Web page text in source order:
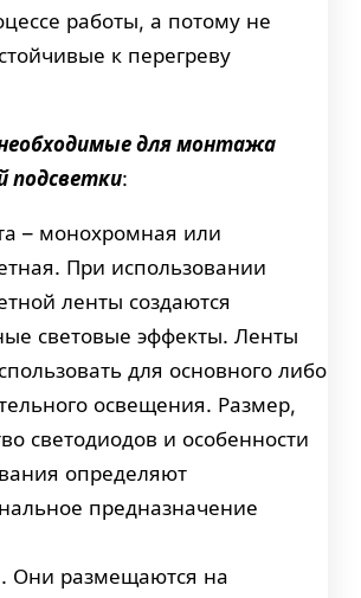
работы, а потому не
к перегреву
для монтажа
подсветки:
– монохромная или
При использовании
ленты создаются
световые эффекты. Ленты
для основного либо
освещения. Размер,
светодиодов и особенности
определяют
предназначение
Они размещаются на